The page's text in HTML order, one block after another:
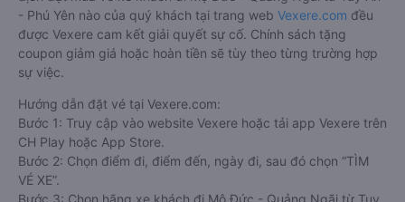
Mộ Đức - Quảng Ngãi từ Tuy An - Phú Yên giữa nhà xe với
khách hàng sau khi đặt trực tiếp vẫn chưa được đảm bảo
100%.
Cho nên để dễ dàng so sánh giá, xem đánh giá chất lượng
các nhà xe đi, được đảm bảo quyền lợi cao nhất, được hưởng
nhiều ưu đãi giảm giá vé xe khách Tuy An - Phú Yên Mộ Đức -
Quảng Ngãi, hành khách có thể đặt mua tại website
Vexere.com- Hệ thống đặt vé xe khách chất lượng, và uy tín
nhất tại Việt Nam, đảm bảo giữ chỗ 100%. Đối với bất cứ giao
dịch đặt mua vé xe khách đi Mộ Đức - Quảng Ngãi từ Tuy An